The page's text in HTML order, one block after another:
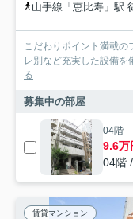
山手線「恵比寿」駅
こだわりポイント満載の
レ別など充実した設備を
る
募集中の部屋
04階
9.6万
04階
賃貸マンション